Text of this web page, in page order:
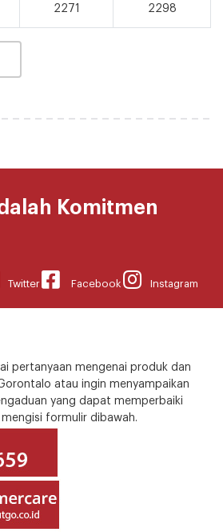
2271 2298
Komitmen
Instagram
Facebook
Twitter
pertanyaan mengenai produk dan
atau ingin menyampaikan
yang dapat memperbaiki
mengisi formulir dibawah.